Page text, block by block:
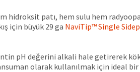
hidroksit patı, hem sulu hem
için büyük 29 ga NaviTip™ Single
pH değerini alkali hale getirerek
olarak kullanılmak için ideal